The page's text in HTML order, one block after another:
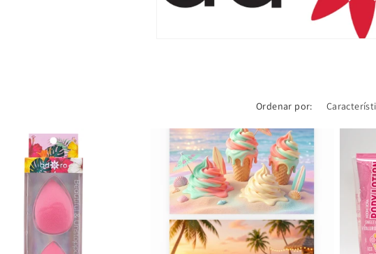
Ordenar por: